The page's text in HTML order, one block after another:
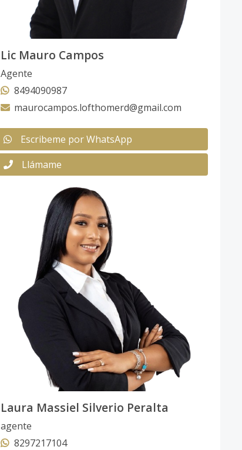
Lic Mauro Campos
Agente
8494090987
maurocampos.lofthomerd@gmail.com
Escribeme por WhatsApp
Llámame
Laura Massiel Silverio Peralta
agente
8297217104